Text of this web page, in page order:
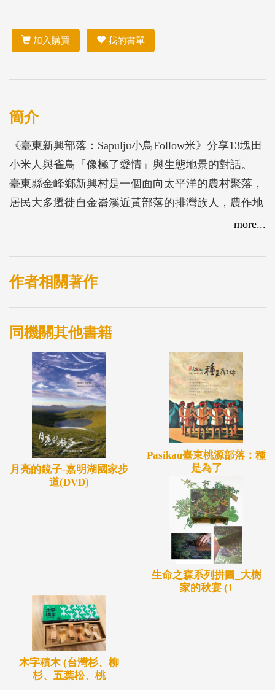
加入購買 我的書單
簡介
《臺東新興部落：Sapulju小鳥Follow米》分享13塊田
小米人與雀鳥「像極了愛情」與生態地景的對話。
臺東縣金峰鄉新興村是一個面向太平洋的農村聚落，
居民大多遷徙自金崙溪近黃部落的排灣族人，農作地
在住屋上方位置，有的耕地是零星鑲嵌在陡坡闊葉森
家仍保有濃濃熱情與樂天知命的性格中，能深刻感受
到他們對過去傳統小米種植與文化仍懷有無盡的想
都住著神聖的大武山小米神。
第一章 新興部落小米里山夢
第二章 新興村為什麼叫寂寞
第三章 糧食中的貴族
第四章 小米生產流程與實作
第五章 讓小米溫暖心腸
第六章 山村經濟下的小米
第七章 走在撒布優里山生活的路上
more...
作者相關著作
同機關其他書籍
月亮的鏡子-嘉明湖國家步
道(DVD)
Pasikau臺東桃源部落：種
是為了
生命之森系列拼圖_大樹
家的秋宴 (1
木字積木 (台灣杉、柳
杉、五葉松、桃